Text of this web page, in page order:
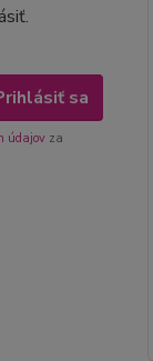
sa
údajov za